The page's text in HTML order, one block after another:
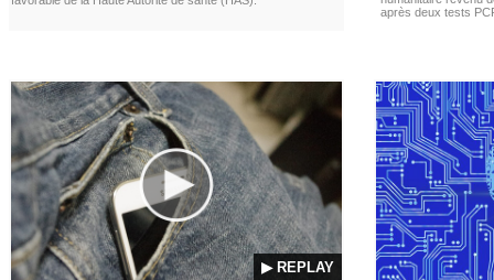
après deux tests
▶ REPLAY